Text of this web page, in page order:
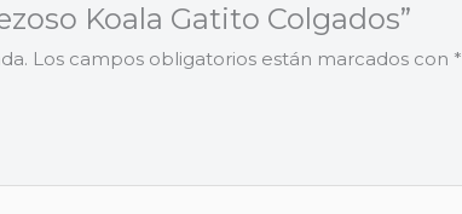
Koala Gatito Colgados”
Los campos obligatorios están marcados con *